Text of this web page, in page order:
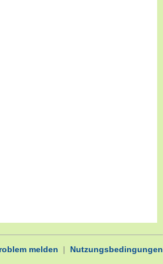
melden | Nutzungsbedingungen